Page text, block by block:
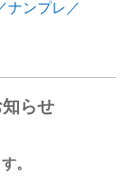
ナンプレ／
らせ
。